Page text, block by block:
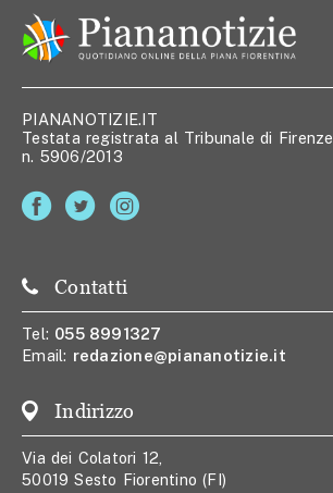
PIANANOTIZIE.IT
Testata registrata al Tribunale di Firenze,
n. 5906/2013
Contatti
Tel: 055 8991327
Email: redazione@piananotizie.it
Indirizzo
Via dei Colatori 12,
50019 Sesto Fiorentino (FI)